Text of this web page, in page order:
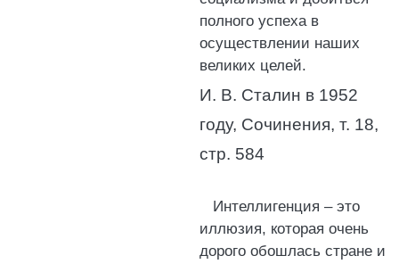
полного успеха в
осуществлении наших
великих целей.
И. В. Сталин в 1952
году, Сочинения, т. 18,
стр. 584
Интеллигенция – это
иллюзия, которая очень
дорого обошлась стране и